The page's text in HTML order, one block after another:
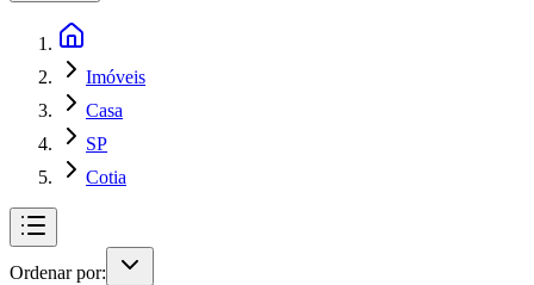
Imóveis
Casa
SP
Cotia
Ordenar por: